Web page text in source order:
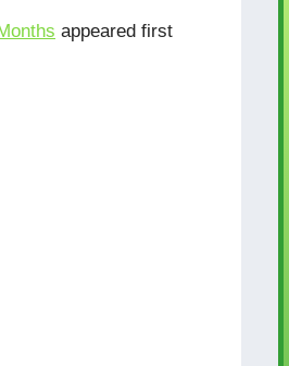
appeared first